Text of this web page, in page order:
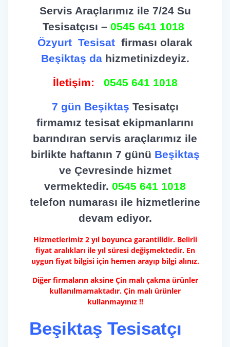
Servis Araçlarımız ile 7/24 Su
Tesisatçısı – 0545 641 1018
Özyurt Tesisat firması olarak
Beşiktaş da hizmetinizdeyiz.
İletişim: 0545 641 1018
7 gün Beşiktaş Tesisatçı
firmamız tesisat ekipmanlarını
barındıran servis araçlarımız ile
birlikte haftanın 7 günü Beşiktaş
ve Çevresinde hizmet
vermektedir. 0545 641 1018
telefon numarası ile hizmetlerine
devam ediyor.
Hizmetlerimiz 2 yıl boyunca garantilidir. Belirli
fiyat aralıkları ile yıl süresi değişmektedir. En
uygun fiyat bilgisi için hemen arayıp bilgi alınız.
Diğer firmaların aksine Çin malı çakma ürünler
kullanılmamaktadır. Çin malı ürünler
kullanmayınız !!
Beşiktaş Tesisatçı